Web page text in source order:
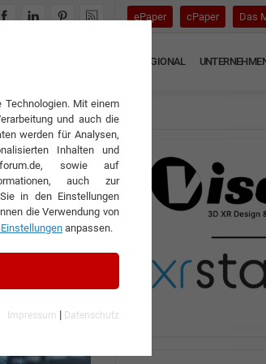
ePaper cPaper Das
REGIONAL
als
Technologien. Mit einem
und auch die
werden für Analysen,
Inhalten und
sowie auf
auch zur
in den Einstellungen
die Verwendung von
anpassen.
Impressum | Datenschutz